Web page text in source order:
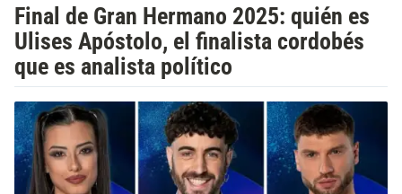
Final de Gran Hermano 2025: quién es
Ulises Apóstolo, el finalista cordobés
que es analista político